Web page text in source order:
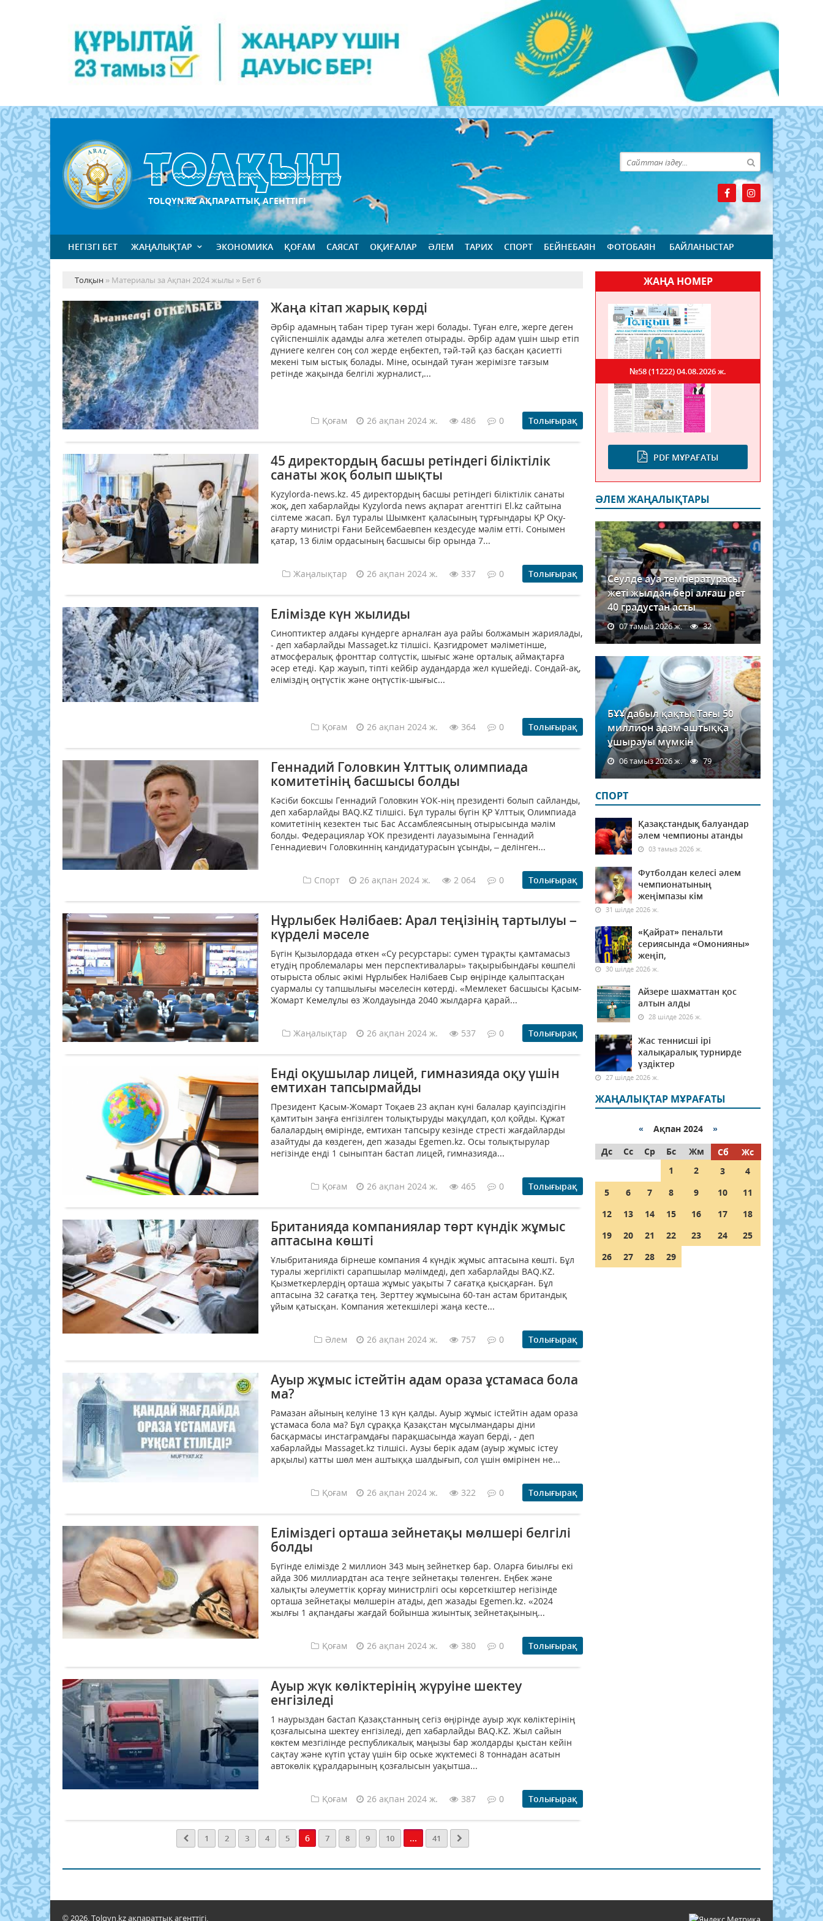
TOLQYN.KZ АҚПАРАТТЫҚ АГЕНТТІГІ
НЕГІЗГІ БЕТ ЖАҢАЛЫҚТАР ЭКОНОМИКА ҚОҒАМ САЯСАТ ОҚИҒАЛАР ӘЛЕМ ТАРИХ СПОРТ БЕЙНЕБАЯН ФОТОБАЯН БАЙЛАНЫСТАР
Толқын » Материалы за Ақпан 2024 жылы » Бет 6
Жаңа кітап жарық көрді
Әрбір адамның табан тірер туған жері болады. Туған елге, жерге деген
сүйіспеншілік адамды алға жетелеп отырады. Әрбір адам үшін шыр етіп
дүниеге келген соң сол жерде еңбектеп, тәй-тәй қаз басқан қасиетті
мекені тым ыстық болады. Міне, осындай туған жерімізге тағзым
ретінде жақында белгілі журналист,...
Қоғам 26 ақпан 2024 ж. 486 0 Толығырақ
45 директордың басшы ретіндегі біліктілік
санаты жоқ болып шықты
Kyzylorda-news.kz. 45 директордың басшы ретіндегі біліктілік санаты
жоқ, деп хабарлайды Kyzylorda news ақпарат агенттігі El.kz сайтына
сілтеме жасап. Бұл туралы Шымкент қаласының тұрғындары ҚР Оқу-
ағарту министрі Ғани Бейсембаевпен кездесуде мәлім етті. Сонымен
қатар, 13 білім ордасының басшысы бір орында 7...
Жаңалықтар 26 ақпан 2024 ж. 337 0 Толығырақ
Елімізде күн жылиды
Синоптиктер алдағы күндерге арналған ауа райы болжамын жариялады,
- деп хабарлайды Massaget.kz тілшісі. Қазгидромет мәліметінше,
атмосфералық фронттар солтүстік, шығыс және орталық аймақтарға
әсер етеді. Қар жауып, тіпті кейбір аудандарда жел күшейеді. Сондай-ақ,
еліміздің оңтүстік және оңтүстік-шығыс...
Қоғам 26 ақпан 2024 ж. 364 0 Толығырақ
Геннадий Головкин Ұлттық олимпиада
комитетінің басшысы болды
Кәсіби боксшы Геннадий Головкин ҰОК-нің президенті болып сайланды,
деп хабарлайды BAQ.KZ тілшісі. Бұл туралы бүгін ҚР Ұлттық Олимпиада
комитетінің кезектен тыс Бас Ассамблеясының отырысында мәлім
болды. Федерациялар ҰОК президенті лауазымына Геннадий
Геннадиевич Головкиннің кандидатурасын ұсынды, – делінген...
Спорт 26 ақпан 2024 ж. 2 064 0 Толығырақ
Нұрлыбек Нәлібаев: Арал теңізінің тартылуы –
күрделі мәселе
Бүгін Қызылордада өткен «Су ресурстары: сумен тұрақты қамтамасыз
етудің проблемалары мен перспективалары» тақырыбындағы көшпелі
отырыста облыс әкімі Нұрлыбек Нәлібаев Сыр өңірінде қалыптасқан
суармалы су тапшылығы мәселесін көтерді. «Мемлекет басшысы Қасым-
Жомарт Кемелұлы өз Жолдауында 2040 жылдарға қарай...
Жаңалықтар 26 ақпан 2024 ж. 537 0 Толығырақ
Енді оқушылар лицей, гимназияда оқу үшін
емтихан тапсырмайды
Президент Қасым-Жомарт Тоқаев 23 ақпан күні балалар қауіпсіздігін
қамтитын заңға енгізілген толықтыруды мақұлдап, қол қойды. Құжат
балалардың өмірінде, емтихан тапсыру кезінде стресті жағдайларды
азайтуды да көздеген, деп жазады Egemen.kz. Осы толықтырулар
негізінде енді 1 сыныптан бастап лицей, гимназияда...
Қоғам 26 ақпан 2024 ж. 465 0 Толығырақ
Британияда компаниялар төрт күндік жұмыс
аптасына көшті
Ұлыбританияда бірнеше компания 4 күндік жұмыс аптасына көшті. Бұл
туралы жергілікті сарапшылар мәлімдеді, деп хабарлайды BAQ.KZ.
Қызметкерлердің орташа жұмыс уақыты 7 сағатқа қысқарған. Бұл
аптасына 32 сағатқа тең. Зерттеу жұмысына 60-тан астам британдық
ұйым қатысқан. Компания жетекшілері жаңа кесте...
Әлем 26 ақпан 2024 ж. 757 0 Толығырақ
Ауыр жұмыс істейтін адам ораза ұстамаса бола
ма?
Рамазан айының келуіне 13 күн қалды. Ауыр жұмыс істейтін адам ораза
ұстамаса бола ма? Бұл сұраққа Қазақстан мұсылмандары діни
басқармасы инстаграмдағы парақшасында жауап берді, - деп
хабарлайды Massaget.kz тілшісі. Аузы берік адам (ауыр жұмыс істеу
арқылы) катты шөл мен аштыққа шалдығып, сол үшін өмірінен не...
Қоғам 26 ақпан 2024 ж. 322 0 Толығырақ
Еліміздегі орташа зейнетақы мөлшері белгілі
болды
Бүгінде елімізде 2 миллион 343 мың зейнеткер бар. Оларға биылғы екі
айда 306 миллиардтан аса теңге зейнетақы төленген. Еңбек және
халықты әлеуметтік қорғау министрлігі осы көрсеткіштер негізінде
орташа зейнетақы мөлшерін атады, деп жазады Egemen.kz. «2024
жылғы 1 ақпандағы жағдай бойынша жиынтық зейнетақының...
Қоғам 26 ақпан 2024 ж. 380 0 Толығырақ
Ауыр жүк көліктерінің жүруіне шектеу
енгізіледі
1 наурыздан бастап Қазақстанның сегіз өңірінде ауыр жүк көліктерінің
қозғалысына шектеу енгізіледі, деп хабарлайды BAQ.KZ. Жыл сайын
көктем мезгілінде республикалық маңызы бар жолдарды қыстан кейін
сақтау және күтіп ұстау үшін бір оське жүктемесі 8 тоннадан асатын
автокөлік құралдарының қозғалысын уақытша...
Қоғам 26 ақпан 2024 ж. 387 0 Толығырақ
1 2 3 4 5 6 7 8 9 10 ... 41
ЖАҢА НОМЕР
PDF МҰРАҒАТЫ
№58 (11222)04.08.2026 ж.
ӘЛЕМ ЖАҢАЛЫҚТАРЫ
Сеулде ауа температурасы
жеті жылдан бері алғаш рет
40 градустан асты
07 тамыз 2026 ж. 32
БҰҰ дабыл қақты: Тағы 50
миллион адам аштыққа
ұшырауы мүмкін
06 тамыз 2026 ж. 79
СПОРТ
Қазақстандық балуандар
әлем чемпионы атанды
03 тамыз 2026 ж.
Футболдан келесі әлем
чемпионатының
жеңімпазы кім
31 шілде 2026 ж.
«Қайрат» пенальти
сериясында «Омонияны»
жеңіп,
30 шілде 2026 ж.
Айзере шахматтан қос
алтын алды
28 шілде 2026 ж.
Жас теннисші ірі
халықаралық турнирде
үздіктер
27 шілде 2026 ж.
ЖАҢАЛЫҚТАР МҰРАҒАТЫ
« Ақпан 2024 »
Дс
Сс Ср Бс Жм Сб
Жс
1
2 3
4
5
6 7 8 9 10
11
12
13 14 15 16 17
18
19
20 21 22 23 24
25
26
27 28 29
© 2026. Tolqyn.kz ақпараттық агенттігі.